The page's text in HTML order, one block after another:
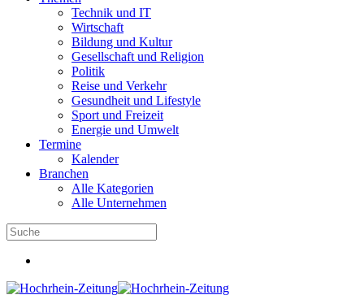
Technik und IT
Wirtschaft
Bildung und Kultur
Gesellschaft und Religion
Politik
Reise und Verkehr
Gesundheit und Lifestyle
Sport und Freizeit
Energie und Umwelt
Termine
Kalender
Branchen
Alle Kategorien
Alle Unternehmen